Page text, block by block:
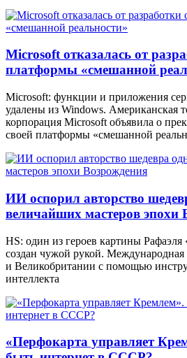
Microsoft отказалась от
платформы «смешанной
Microsoft: функции и приложения
удалены из Windows. Американская
корпорация Microsoft объявила о
своей платформы «смешанной
ИИ оспорил авторство
величайших мастеров эпохи
HS: один из героев картины
создан чужой рукой.
и Великобритании с помощью
интеллекта
«Перфокарта управляет